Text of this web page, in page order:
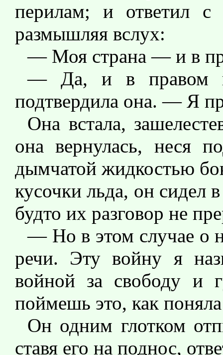
перилам; и ответил с
размышляя вслух:
— Моя страна — и в
— Да, и в правом
подтвердила она. — Я
Она встала,
она вернулась, неся
дымчатой жидкостью
кусочки льда, он сидел
будто их разговор не
— Но в этом случае о
речи. Эту войну я
войной за свободу
поймешь это, как
Он одним глотком
ставя его на поднос,